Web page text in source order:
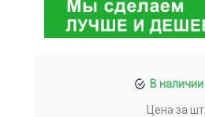
В наличии
Цена за шт.